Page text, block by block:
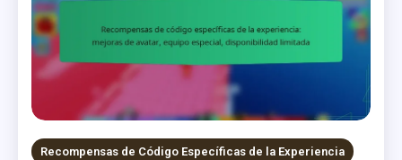
Recompensas de Código Específicas de la Experiencia